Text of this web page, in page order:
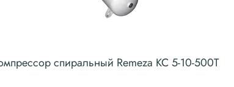
спиральный Remeza КС 5-10-500Т